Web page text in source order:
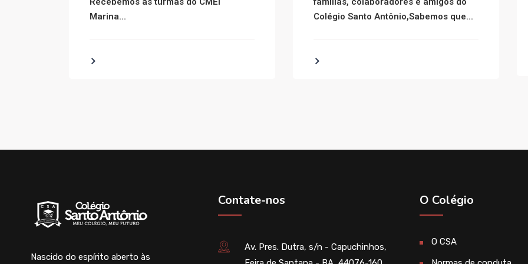
Marina...
Colégio Santo Antônio,Sabemos que...
Nascido do espírito aberto às
Contate-nos
Av. Pres. Dutra, s/n - Capuchinhos,
O Colégio
O CSA